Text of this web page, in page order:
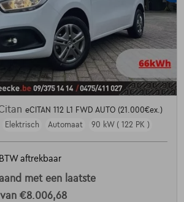
eCITAN 112 L1 FWD AUTO (21.000€ex.)
Elektrisch Automaat 90 kW ( 122 PK )
BTW aftrekbaar
met een laatste
€8.006,68